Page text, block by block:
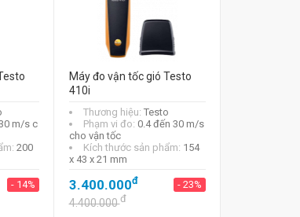
m/s c
200
- 14%
Máy đo vận tốc gió Testo
410i
Thương hiệu: Testo
Phạm vi đo: 0.4 đến 30 m/s
cho vận tốc
Kích thước sản phẩm: 154
x 43 x 21 mm
3.400.000đ - 23%
4.400.000đ